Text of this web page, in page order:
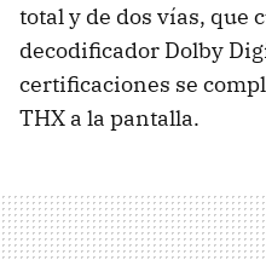
total y de dos vías, que
decodificador Dolby
certificaciones se
THX a la pantalla.